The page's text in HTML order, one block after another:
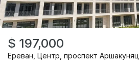
$ 197,000
Ереван Центр проспект Аршакуняц